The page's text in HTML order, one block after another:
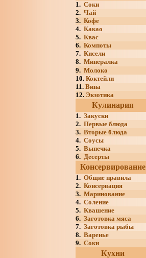
1. Соки
2. Чай
3. Кофе
4. Какао
5. Квас
6. Компоты
7. Кисели
8. Минералка
9. Молоко
10. Коктейли
11. Вина
12. Экзотика
Кулинария
1. Закуски
2. Первые блюда
3. Вторые блюда
4. Соусы
5. Выпечка
6. Десерты
Консервирование
1. Общие правила
2. Консервация
3. Маринование
4. Соление
5. Квашение
6. Заготовка мяса
7. Заготовка рыбы
8. Варенье
9. Соки
Кухни